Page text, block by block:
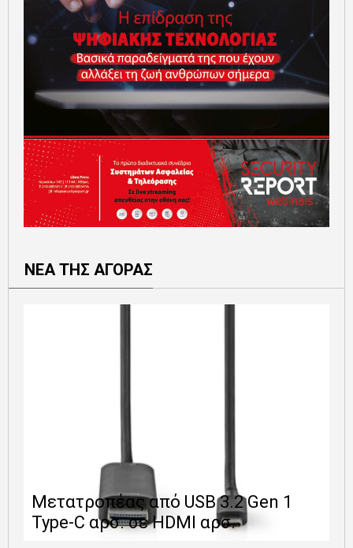
ΝΕΑ ΤΗΣ ΑΓΟΡΑΣ
Μετατροπέας από USB 3.2 Gen 1
Type-C αρσ. σε HDMI αρσ.